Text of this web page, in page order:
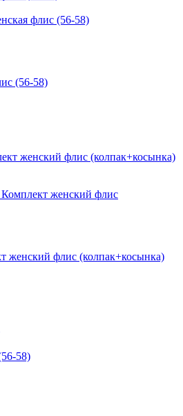
флис (56-58)
(56-58)
женский флис
женский флис (колпак+косынка)
58)